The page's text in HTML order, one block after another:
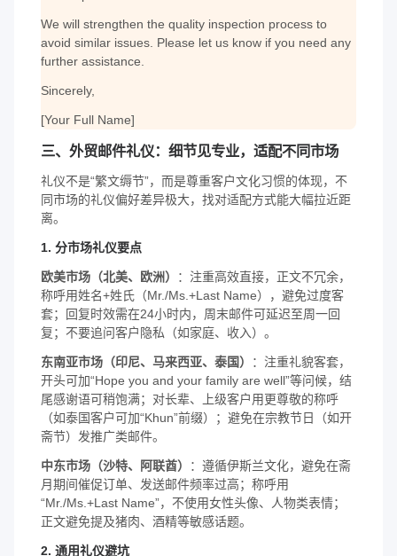
We will strengthen the quality inspection process to
avoid similar issues. Please let us know if you need any
further assistance.
Sincerely,
[Your Full Name]
三、外贸邮件礼仪：细节见专业，适配不同市场
礼仪不是“繁文缛节”，而是尊重客户文化习惯的体现，不
同市场的礼仪偏好差异极大，找对适配方式能大幅拉近距
离。
1. 分市场礼仪要点
欧美市场（北美、欧洲）
：注重高效直接，正文不冗余，
称呼用姓名+姓氏（Mr./Ms.+Last Name），避免过度客
套；回复时效需在24小时内，周末邮件可延迟至周一回
复；不要追问客户隐私（如家庭、收入）。
东南亚市场（印尼、马来西亚、泰国）
：注重礼貌客套，
开头可加“Hope you and your family are well”等问候，结
尾感谢语可稍饱满；对长辈、上级客户用更尊敬的称呼
（如泰国客户可加“Khun”前缀）；避免在宗教节日（如开
斋节）发推广类邮件。
中东市场（沙特、阿联酋）
：遵循伊斯兰文化，避免在斋
月期间催促订单、发送邮件频率过高；称呼用
“Mr./Ms.+Last Name”，不使用女性头像、人物类表情；
正文避免提及猪肉、酒精等敏感话题。
2. 通用礼仪避坑